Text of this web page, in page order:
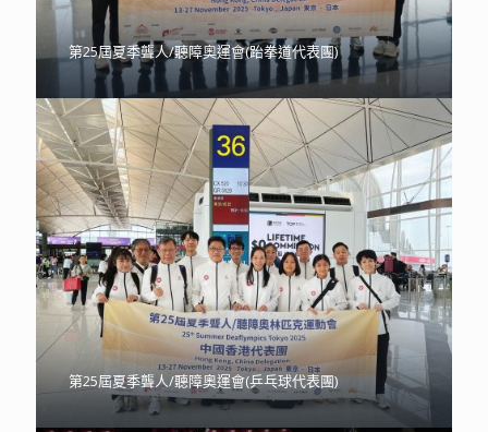
第25屆夏季聾人/聽障奧運會(跆拳道代表團)
第25屆夏季聾人/聽障奧運會(乒乓球代表團)